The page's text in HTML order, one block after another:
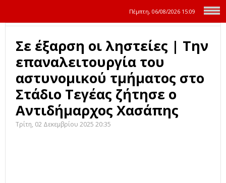
Πέμπτη, 06/08/2026 15:09
Σε έξαρση οι ληστείες | Την
επαναλειτουργία του
αστυνομικού τμήματος στο
Στάδιο Τεγέας ζήτησε ο
Αντιδήμαρχος Χασάπης
Τρίτη, 02 Δεκεμβρίου 2025 20:35